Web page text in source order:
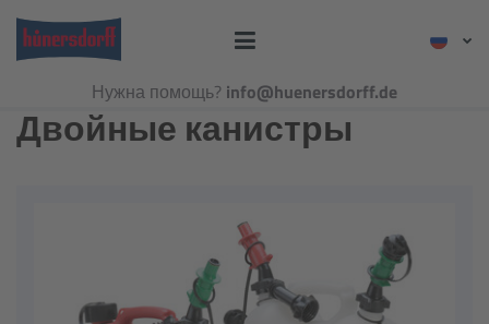
Нужна помощь? info@huenersdorff.de
Двойные канистры